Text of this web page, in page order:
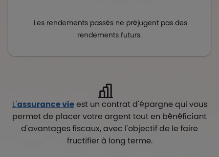
Les rendements passés ne préjugent pas des
rendements futurs.
L'assurance vieest un contrat d'épargne qui vous
permet de placer votre argent tout en bénéficiant
d'avantages fiscaux, avec l'objectif de le faire
fructifier à long terme.